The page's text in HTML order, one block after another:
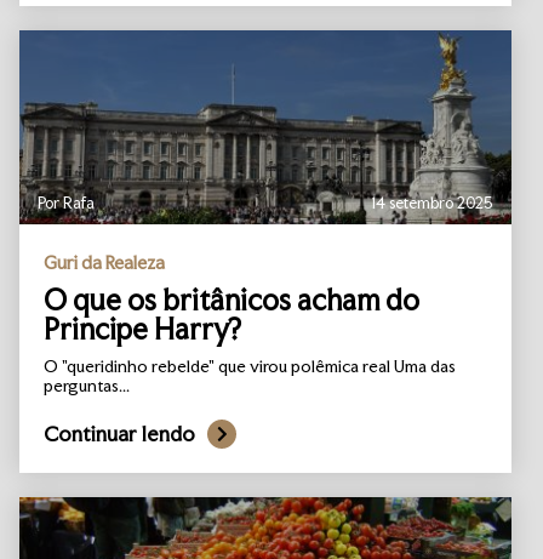
Por Rafa 14 setembro 2025
Guri da Realeza
O que os britânicos acham do
Principe Harry?
O "queridinho rebelde" que virou polêmica real Uma das
perguntas...
Continuar lendo